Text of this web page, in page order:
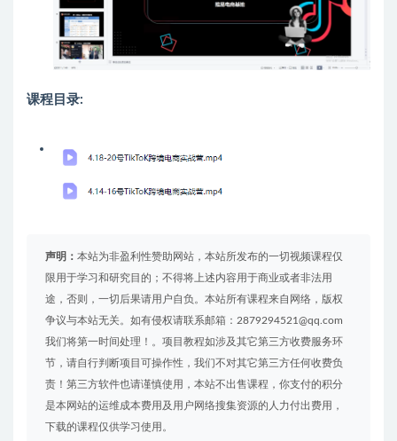
课程目录:
声明： 本站为非盈利性赞助网站，本站所发布的一切视频课程仅
限用于学习和研究目的；不得将上述内容用于商业或者非法用
途，否则，一切后果请用户自负。本站所有课程来自网络，版权
争议与本站无关。如有侵权请联系邮箱：2879294521@qq.com
我们将第一时间处理！。项目教程如涉及其它第三方收费服务环
节，请自行判断项目可操作性，我们不对其它第三方任何收费负
责！第三方软件也请谨慎使用，本站不出售课程，你支付的积分
是本网站的运维成本费用及用户网络搜集资源的人力付出费用，
下载的课程仅供学习使用。